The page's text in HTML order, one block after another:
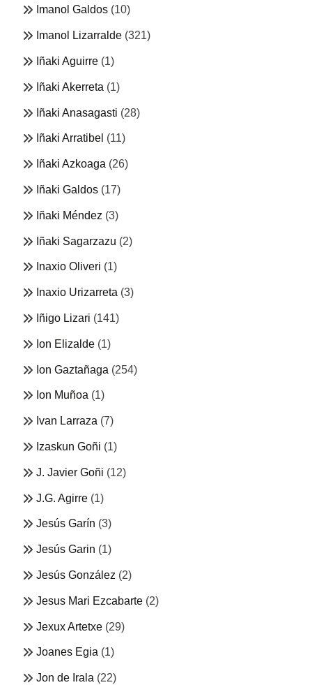
Imanol Galdos (10)
Imanol Lizarralde (321)
Iñaki Aguirre (1)
Iñaki Akerreta (1)
Iñaki Anasagasti (28)
Iñaki Arratibel (11)
Iñaki Azkoaga (26)
Iñaki Galdos (17)
Iñaki Méndez (3)
Iñaki Sagarzazu (2)
Inaxio Oliveri (1)
Inaxio Urizarreta (3)
Iñigo Lizari (141)
Ion Elizalde (1)
Ion Gaztañaga (254)
Ion Muñoa (1)
Ivan Larraza (7)
Izaskun Goñi (1)
J. Javier Goñi (12)
J.G. Agirre (1)
Jesús Garín (3)
Jesús Garin (1)
Jesús González (2)
Jesus Mari Ezcabarte (2)
Jexux Artetxe (29)
Joanes Egia (1)
Jon de Irala (22)